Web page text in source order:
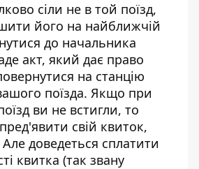
сіли не в той поїзд,
його на найближчій
до начальника
акт, який дає право
на станцію
поїзда. Якщо при
ви не встигли, то
свій квиток,
доведеться сплатити
квитка (так звану